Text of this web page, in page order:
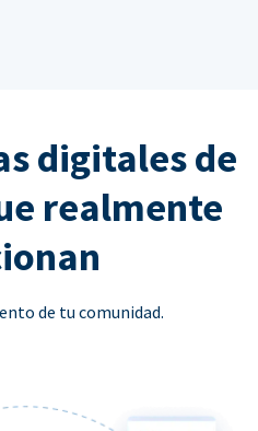
digitales de
realmente
de tu comunidad.